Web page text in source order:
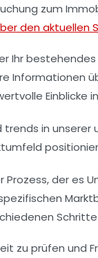
zum
den aktuellen
Ihr
Informationen
Einblicke
Prozess, der es
zu prüfen und